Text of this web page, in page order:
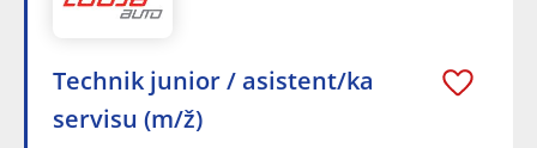
Technik junior / asistent/ka
servisu (m/ž)